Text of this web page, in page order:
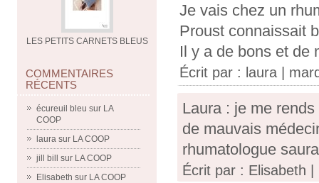
LES PETITS CARNETS BLEUS
COMMENTAIRES
RÉCENTS
écureuil bleu sur LA
COOP
laura sur LA COOP
jill bill
sur LA COOP
Elisabeth sur LA COOP
Je vais chez un
Proust connaissait
Il y a de bons et de
Écrit par : laura |
Laura : je me
de mauvais
rhumatologue
Écrit par : Elisabeth